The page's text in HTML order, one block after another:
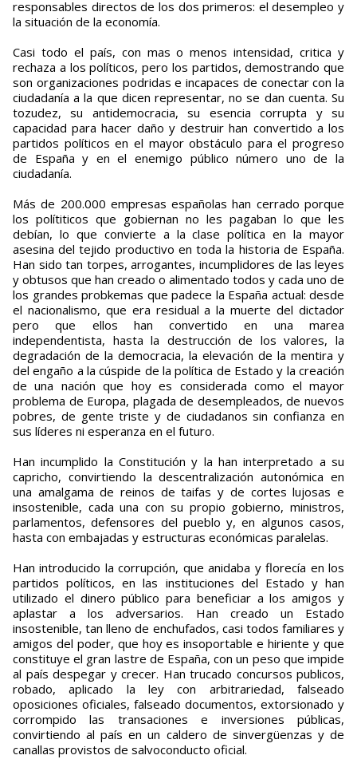
responsables directos de los dos primeros: el desempleo y
la situación de la economía.
Casi todo el país, con mas o menos intensidad, critica y
rechaza a los políticos, pero los partidos, demostrando que
son organizaciones podridas e incapaces de conectar con la
ciudadanía a la que dicen representar, no se dan cuenta. Su
tozudez, su antidemocracia, su esencia corrupta y su
capacidad para hacer daño y destruir han convertido a los
partidos políticos en el mayor obstáculo para el progreso
de España y en el enemigo público número uno de la
ciudadanía.
Más de 200.000 empresas españolas han cerrado porque
los polítiticos que gobiernan no les pagaban lo que les
debían, lo que convierte a la clase política en la mayor
asesina del tejido productivo en toda la historia de España.
Han sido tan torpes, arrogantes, incumplidores de las leyes
y obtusos que han creado o alimentado todos y cada uno de
los grandes probkemas que padece la España actual: desde
el nacionalismo, que era residual a la muerte del dictador
pero que ellos han convertido en una marea
independentista, hasta la destrucción de los valores, la
degradación de la democracia, la elevación de la mentira y
del engaño a la cúspide de la política de Estado y la creación
de una nación que hoy es considerada como el mayor
problema de Europa, plagada de desempleados, de nuevos
pobres, de gente triste y de ciudadanos sin confianza en
sus líderes ni esperanza en el futuro.
Han incumplido la Constitución y la han interpretado a su
capricho, convirtiendo la descentralización autonómica en
una amalgama de reinos de taifas y de cortes lujosas e
insostenible, cada una con su propio gobierno, ministros,
parlamentos, defensores del pueblo y, en algunos casos,
hasta con embajadas y estructuras económicas paralelas.
Han introducido la corrupción, que anidaba y florecía en los
partidos políticos, en las instituciones del Estado y han
utilizado el dinero público para beneficiar a los amigos y
aplastar a los adversarios. Han creado un Estado
insostenible, tan lleno de enchufados, casi todos familiares y
amigos del poder, que hoy es insoportable e hiriente y que
constituye el gran lastre de España, con un peso que impide
al país despegar y crecer. Han trucado concursos publicos,
robado, aplicado la ley con arbitrariedad, falseado
oposiciones oficiales, falseado documentos, extorsionado y
corrompido las transaciones e inversiones públicas,
convirtiendo al país en un caldero de sinvergüenzas y de
canallas provistos de salvoconducto oficial.